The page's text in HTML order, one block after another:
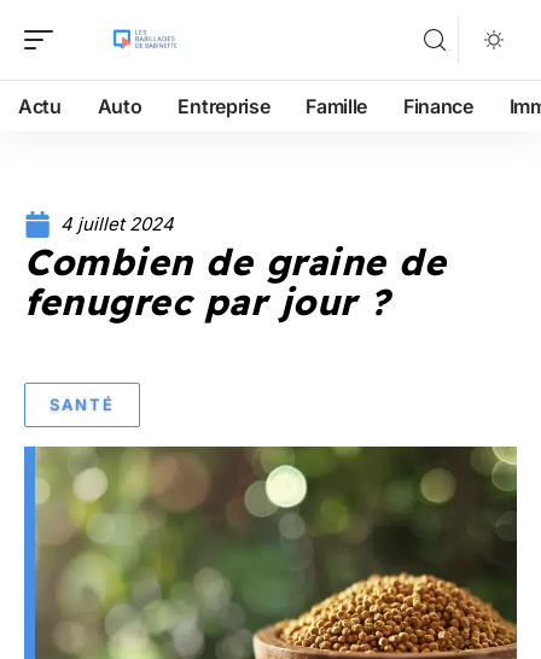
Actu Auto Entreprise Famille Finance
4 juillet 2024
Combien de graine de
fenugrec par jour ?
SANTÉ